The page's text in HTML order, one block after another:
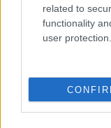
related to
functionality
user protection.